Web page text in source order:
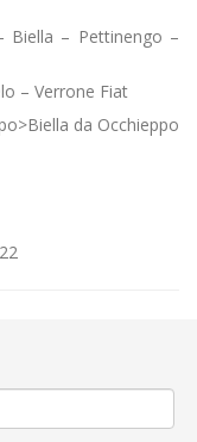
– Pettinengo –
– Verrone Fiat
da Occhieppo